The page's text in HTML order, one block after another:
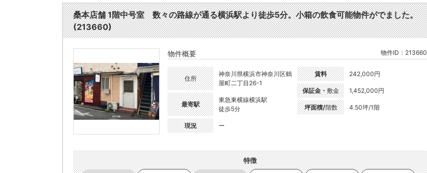
桑本店舗 1階中号室 数々の路線が通る横浜駅より徒歩5分。小箱の飲食可能物件がでました。
(213660)
物件概要 物件ID：213660
住所
神奈川県横浜市神奈川区鶴
屋町二丁目26-1
最寄駅
東急東横線横浜駅
徒歩5分
現況 ー
賃料 242,000円
保証金・敷金 1,452,000円
坪面積/階数 4.50坪/1階
特徴